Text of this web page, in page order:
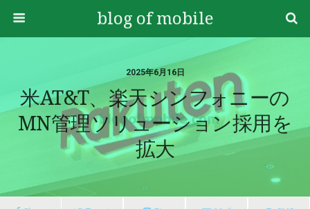
blog of mobile
2025年6月16日
米AT&T、楽天シンフォニーの
MN管理ソリューション採用を
拡大